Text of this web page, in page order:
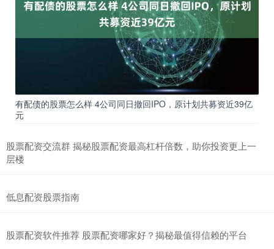
有配债的股票怎么样 4公司同日撤回IPO，原计划共募资近39亿
元
股票配资交流群 揭秘股票配资最高杠杆倍数，助你投资更上一
层楼
低息配资股票指南
股票配资软件推荐 股票配资哪家好？揭秘最值得信赖的平台